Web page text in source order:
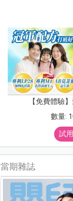
【免費體驗
數量:
試
當期雜誌